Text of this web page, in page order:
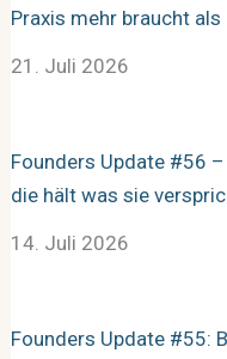
Praxis mehr braucht
21. Juli 2026
Founders Update #56
die hält was sie
14. Juli 2026
Founders Update #55: